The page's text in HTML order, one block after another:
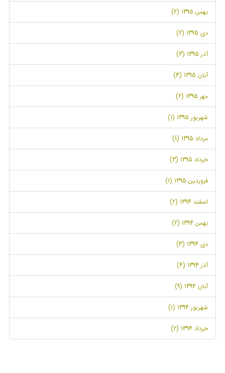
بهمن 1395 (2)
دی 1395 (2)
آذر 1395 (3)
آبان 1395 (4)
مهر 1395 (2)
شهریور 1395 (1)
مرداد 1395 (1)
خرداد 1395 (3)
فروردین 1395 (1)
اسفند 1394 (2)
بهمن 1394 (2)
دی 1394 (3)
آذر 1394 (4)
آبان 1394 (9)
شهریور 1394 (1)
خرداد 1394 (2)